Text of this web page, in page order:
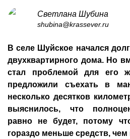
Светлана Шубина
shubina@krassever.ru
В селе Шуйское начался
двухквартирного дома. Но
стал проблемой для его
предложили съехать в
несколько десятков
выяснилось, что
равно не будет, потому
гораздо меньше средств,